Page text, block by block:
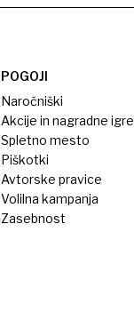
POGOJI
Naročniški
Akcije in nagradne igre
Spletno mesto
Piškotki
Avtorske pravice
Volilna kampanja
Zasebnost